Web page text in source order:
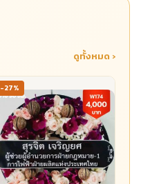
ดูทั้งหมด ›
-27%